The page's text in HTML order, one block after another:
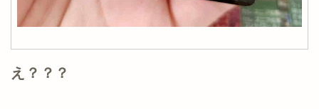
え？？？